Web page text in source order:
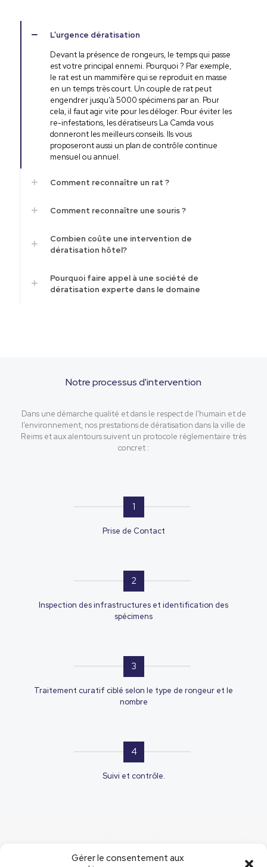
Gérer le consentement aux
L’urgence dératisation
Devant la présence de rongeurs, le temps qui passe
est votre principal ennemi. Pourquoi ? Par exemple,
le rat est un mammifère qui se reproduit en masse
en un temps très court. Un couple de rat peut
engendrer jusqu’à 5000 spécimens par an. Pour
cela, il faut agir vite pour les déloger. Pour éviter les
re-infestations, les dératiseurs La Camda vous
donneront les meilleurs conseils. Ils vous
proposeront aussi un plan de contrôle continue
mensuel ou annuel.
Comment reconnaître un rat ?
Comment reconnaître une souris ?
Combien coûte une intervention de
dératisation hôtel?
Pourquoi faire appel à une société de
dératisation experte dans le domaine
Notre processusd'intervention
Dans une démarche qualité et dans le respect de l’humain et de
l’environnement, nos prestations de dératisation dans la ville de
Reims et aux alentours suivent un protocole réglementaire très
concret :
1
Prise de Contact
2
Inspection des infrastructures et identification des
spécimens
3
Traitement curatif ciblé selon le type de rongeur et le
nombre
4
Suivi et contrôle.